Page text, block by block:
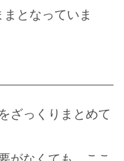
まとなっていま
ざっくりまとめて